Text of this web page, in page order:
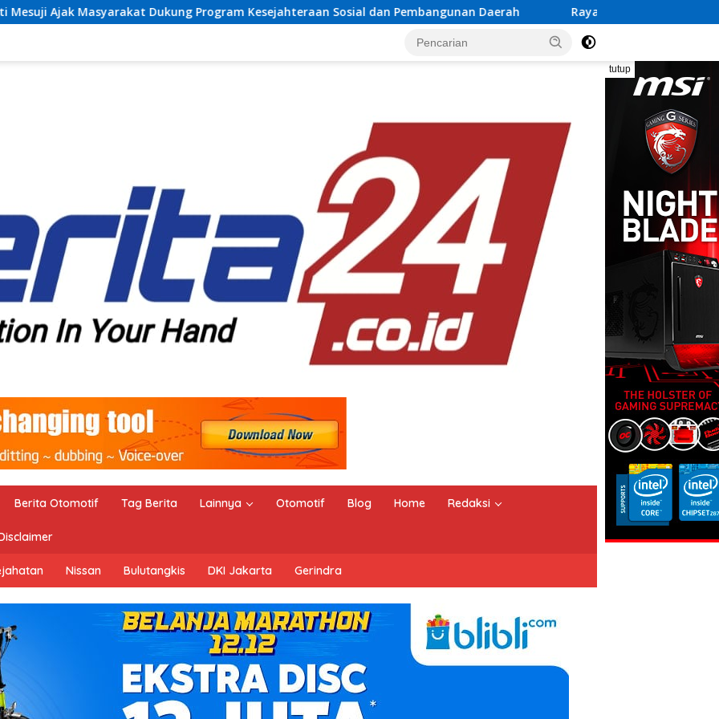
Program Kesejahteraan Sosial dan Pembangunan Daerah Rayakan Semangat Kemerdekaan Bersama Promo
tutup
Berita Otomotif Tag Berita Lainnya Otomotif Blog Home Redaksi
Nissan Bulutangkis DKI Jakarta Gerindra